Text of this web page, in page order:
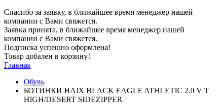
Спасибо за заявку, в ближайшее время менеджер нашей
компании с Вами свяжется.
Заявка принята, в ближайшее время менеджер нашей
компании с Вами свяжется.
Подписка успешно оформлена!
Товар добален в корзину!
Главная
Обувь
БОТИНКИ HAIX BLACK EAGLE ATHLETIC 2.0 V T
HIGH/DESERT SIDEZIPPER